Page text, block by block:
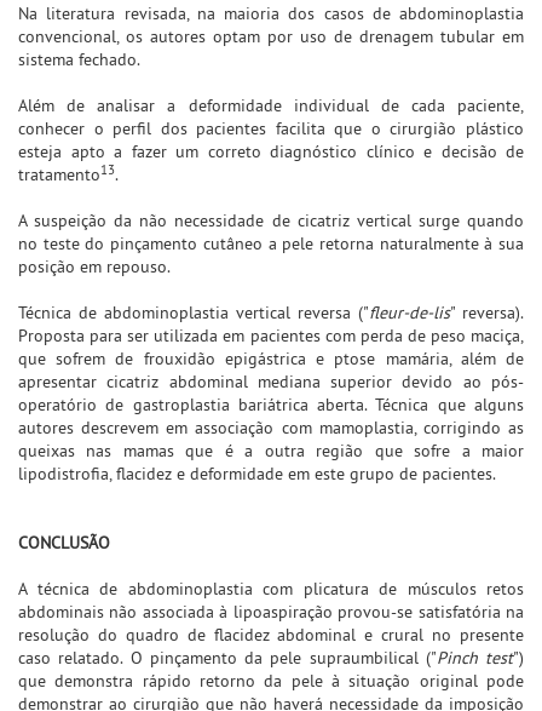
Na literatura revisada, na maioria dos casos de abdominoplastia
convencional, os autores optam por uso de drenagem tubular em
sistema fechado.
Além de analisar a deformidade individual de cada paciente,
conhecer o perfil dos pacientes facilita que o cirurgião plástico
esteja apto a fazer um correto diagnóstico clínico e decisão de
tratamento13.
A suspeição da não necessidade de cicatriz vertical surge quando
no teste do pinçamento cutâneo a pele retorna naturalmente à sua
posição em repouso.
Técnica de abdominoplastia vertical reversa ("fleur-de-lis" reversa).
Proposta para ser utilizada em pacientes com perda de peso maciça,
que sofrem de frouxidão epigástrica e ptose mamária, além de
apresentar cicatriz abdominal mediana superior devido ao pós-
operatório de gastroplastia bariátrica aberta. Técnica que alguns
autores descrevem em associação com mamoplastia, corrigindo as
queixas nas mamas que é a outra região que sofre a maior
lipodistrofia, flacidez e deformidade em este grupo de pacientes.
CONCLUSÃO
A técnica de abdominoplastia com plicatura de músculos retos
abdominais não associada à lipoaspiração provou-se satisfatória na
resolução do quadro de flacidez abdominal e crural no presente
caso relatado. O pinçamento da pele supraumbilical ("Pinch test")
que demonstra rápido retorno da pele à situação original pode
demonstrar ao cirurgião que não haverá necessidade da imposição